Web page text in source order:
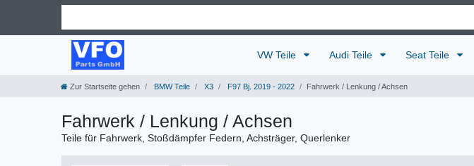
VW Teile Audi Teile Seat Teile
Zur Startseite gehen BMW Teile X3 F97 Bj. 2019 - 2022 Fahrwerk / Lenkung / Achsen
Fahrwerk / Lenkung / Achsen
Teile für Fahrwerk, Stoßdämpfer Federn, Achsträger, Querlenker